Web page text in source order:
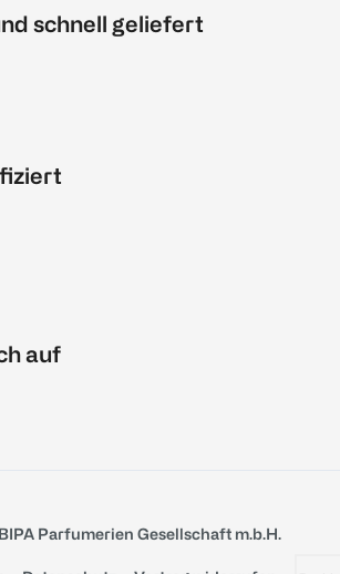
schnell geliefert
auf
Parfumerien Gesellschaft m.b.H.